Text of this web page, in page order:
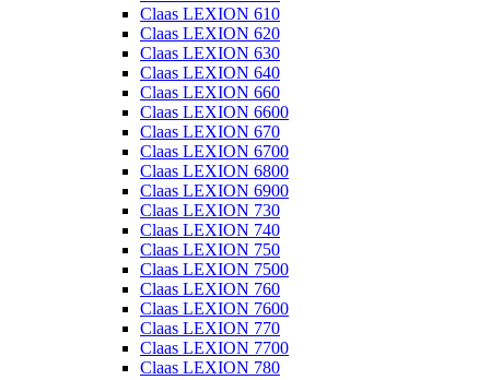
Claas LEXION 610
Claas LEXION 620
Claas LEXION 630
Claas LEXION 640
Claas LEXION 660
Claas LEXION 6600
Claas LEXION 670
Claas LEXION 6700
Claas LEXION 6800
Claas LEXION 6900
Claas LEXION 730
Claas LEXION 740
Claas LEXION 750
Claas LEXION 7500
Claas LEXION 760
Claas LEXION 7600
Claas LEXION 770
Claas LEXION 7700
Claas LEXION 780